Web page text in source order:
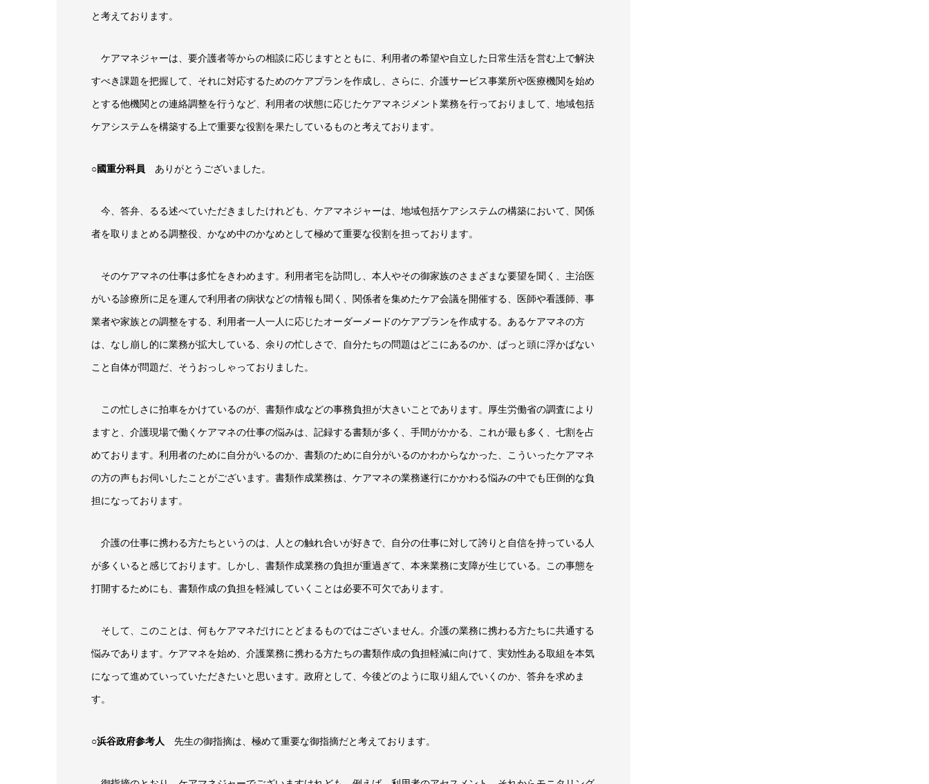
と考えております。
ケアマネジャーは、要介護者等からの相談に応じますとともに、利用者の希望や自立した日常生活を営む上で解決
すべき課題を把握して、それに対応するためのケアプランを作成し、さらに、介護サービス事業所や医療機関を始め
とする他機関との連絡調整を行うなど、利用者の状態に応じたケアマネジメント業務を行っておりまして、地域包括
ケアシステムを構築する上で重要な役割を果たしているものと考えております。
○國重分科員 ありがとうございました。
今、答弁、るる述べていただきましたけれども、ケアマネジャーは、地域包括ケアシステムの構築において、関係
者を取りまとめる調整役、かなめ中のかなめとして極めて重要な役割を担っております。
そのケアマネの仕事は多忙をきわめます。利用者宅を訪問し、本人やその御家族のさまざまな要望を聞く、主治医
がいる診療所に足を運んで利用者の病状などの情報も聞く、関係者を集めたケア会議を開催する、医師や看護師、事
業者や家族との調整をする、利用者一人一人に応じたオーダーメードのケアプランを作成する。あるケアマネの方
は、なし崩し的に業務が拡大している、余りの忙しさで、自分たちの問題はどこにあるのか、ぱっと頭に浮かばない
こと自体が問題だ、そうおっしゃっておりました。
この忙しさに拍車をかけているのが、書類作成などの事務負担が大きいことであります。厚生労働省の調査により
ますと、介護現場で働くケアマネの仕事の悩みは、記録する書類が多く、手間がかかる、これが最も多く、七割を占
めております。利用者のために自分がいるのか、書類のために自分がいるのかわからなかった、こういったケアマネ
の方の声もお伺いしたことがございます。書類作成業務は、ケアマネの業務遂行にかかわる悩みの中でも圧倒的な負
担になっております。
介護の仕事に携わる方たちというのは、人との触れ合いが好きで、自分の仕事に対して誇りと自信を持っている人
が多くいると感じております。しかし、書類作成業務の負担が重過ぎて、本来業務に支障が生じている。この事態を
打開するためにも、書類作成の負担を軽減していくことは必要不可欠であります。
そして、このことは、何もケアマネだけにとどまるものではございません。介護の業務に携わる方たちに共通する
悩みであります。ケアマネを始め、介護業務に携わる方たちの書類作成の負担軽減に向けて、実効性ある取組を本気
になって進めていっていただきたいと思います。政府として、今後どのように取り組んでいくのか、答弁を求めま
す。
○浜谷政府参考人 先生の御指摘は、極めて重要な御指摘だと考えております。